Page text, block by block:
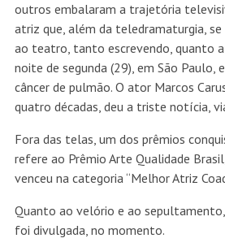
outros embalaram a trajetória
atriz que, além da teledramaturgia, se
ao teatro, tanto escrevendo, quanto
noite de segunda (29), em São Paulo,
câncer de pulmão. O ator Marcos
quatro décadas, deu a triste notícia,
Fora das telas, um dos prêmios
refere ao Prêmio Arte Qualidade
venceu na categoria “Melhor Atriz
Quanto ao velório e ao
foi divulgada, no momento.